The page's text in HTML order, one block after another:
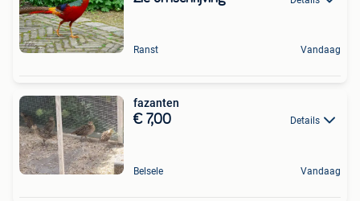
Ranst Vandaag
fazanten
€ 7,00 Details
Belsele Vandaag